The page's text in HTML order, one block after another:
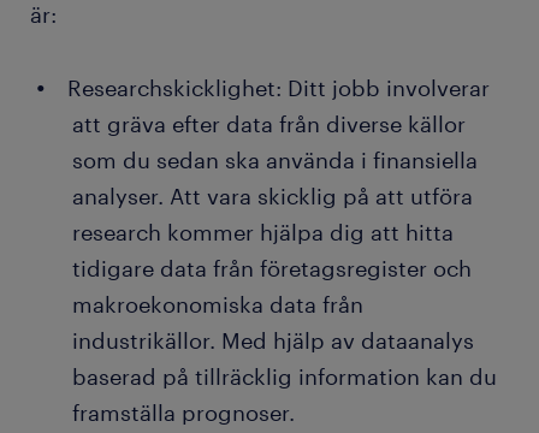
är:
Researchskicklighet: Ditt jobb involverar
att gräva efter data från diverse källor
som du sedan ska använda i finansiella
analyser. Att vara skicklig på att utföra
research kommer hjälpa dig att hitta
tidigare data från företagsregister och
makroekonomiska data från
industrikällor. Med hjälp av dataanalys
baserad på tillräcklig information kan du
framställa prognoser.